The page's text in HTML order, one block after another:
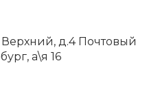
Верхний, д.4 Почтовый
а\я 16